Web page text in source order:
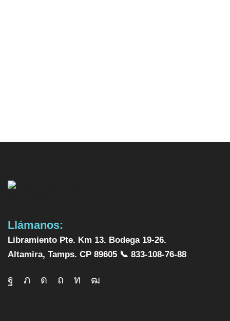
Llámanos:
Libramiento Pte. Km 13. Bodega 19-26.
Altamira, Tamps. CP 89605 📞 833-108-76-88